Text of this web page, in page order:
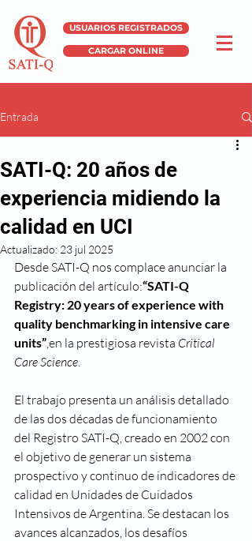
USUARIOS REGISTRADOS
CARGAR ONLINE
Entrada
SATI-Q: 20 años de
experiencia midiendo la
calidad en UCI
Actualizado: 23 jul 2025
Desde SATI-Q nos complace anunciar la
publicación del artículo:“SATI-Q
Registry: 20 years of experience with
quality benchmarking in intensive care
units”,en la prestigiosa revista Critical
Care Science.
El trabajo presenta un análisis detallado
de las dos décadas de funcionamiento
del Registro SATI-Q, creado en 2002 con
el objetivo de generar un sistema
prospectivo y continuo de indicadores de
calidad en Unidades de Cuidados
Intensivos de Argentina. Se destacan los
avances alcanzados, los desafíos